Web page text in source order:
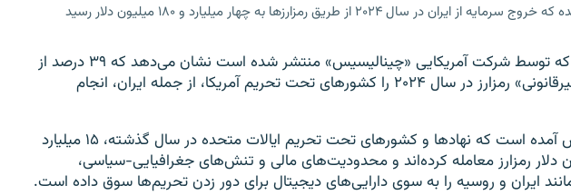
از طریق رمزارزها به چهار میلیارد و ۱۸۰ میلیون دلار رسید
گزارشی تازه که توسط شرکت آمریکایی «چینالیسیس» منتشر شده است نشان می‌دهد که ۳۹ درصد از
«معاملات غیرقانونی» رمزارز در سال ۲۰۲۴ را کشورهای تحت تحریم آمریکا، از جمله ایران، انجام
در این گزارش آمده است که نهادها و کشورهای تحت تحریم ایالات متحده در سال گذشته، ۱۵ میلیارد
دلار رمزارز معامله کرده‌اند و محدودیت‌های مالی و تنش‌های جغرافیایی-سیاسی،
ایران و روسیه را به سوی دارایی‌های دیجیتال برای دور زدن تحریم‌ها سوق داده است.